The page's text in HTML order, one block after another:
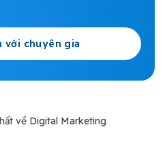
với chuyên gia
về Digital Marketing